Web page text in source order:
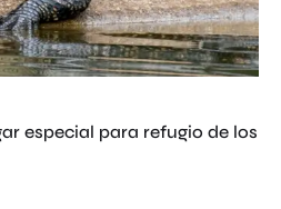
especial para refugio de los